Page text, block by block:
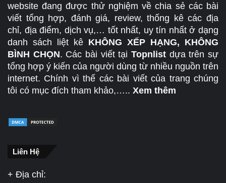
website đang được thử nghiệm về chia sẻ các bài
viết tổng hợp, đánh giá, review, thống kê các địa
chỉ, địa điểm, dịch vụ,… tốt nhất, uy tín nhất ở dạng
danh sách liệt kê KHÔNG XẾP HẠNG, KHÔNG
BÌNH CHỌN. Các bài viết tạiTopnlist dựa trên sự
tổng hợp ý kiến của người dùng từ nhiều nguồn trên
internet. Chính vì thế các bài viết của trang chúng
tôi có mục đích tham khảo,….. Xem thêm
Liên Hệ
+ Địa chỉ: